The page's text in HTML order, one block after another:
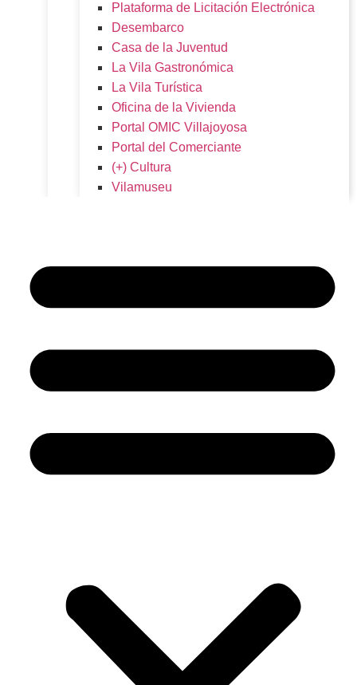
Plataforma de Licitación Electrónica
Desembarco
Casa de la Juventud
La Vila Gastronómica
La Vila Turística
Oficina de la Vivienda
Portal OMIC Villajoyosa
Portal del Comerciante
(+) Cultura
Vilamuseu